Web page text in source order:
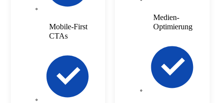
Mobile-First
CTAs
Medien-
Optimierung